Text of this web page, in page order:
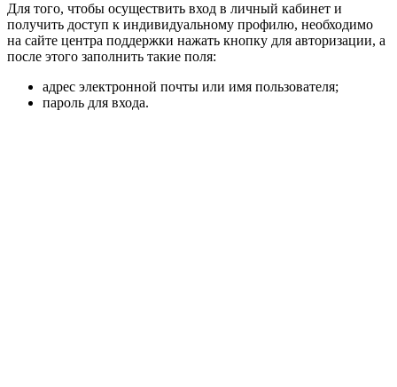
Для того, чтобы осуществить вход в личный кабинет и
получить доступ к индивидуальному профилю, необходимо
на сайте центра поддержки нажать кнопку для авторизации, а
после этого заполнить такие поля:
адрес электронной почты или имя пользователя;
пароль для входа.